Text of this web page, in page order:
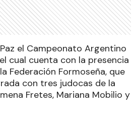
el Campeonato Argentino
cual cuenta con la presencia
Federación Formoseña, que
con tres judocas de la
Fretes, Mariana Mobilio y